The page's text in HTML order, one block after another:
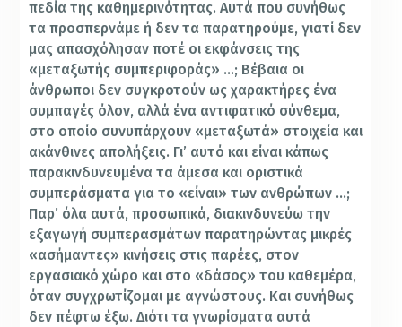
πεδία της καθημερινότητας. Αυτά που συνήθως
τα προσπερνάμε ή δεν τα παρατηρούμε, γιατί δεν
μας απασχόλησαν ποτέ οι εκφάνσεις της
«μεταξωτής συμπεριφοράς» …; Βέβαια οι
άνθρωποι δεν συγκροτούν ως χαρακτήρες ένα
συμπαγές όλον, αλλά ένα αντιφατικό σύνθεμα,
στο οποίο συνυπάρχουν «μεταξωτά» στοιχεία και
ακάνθινες απολήξεις. Γι’ αυτό και είναι κάπως
παρακινδυνευμένα τα άμεσα και οριστικά
συμπεράσματα για το «είναι» των ανθρώπων …;
Παρ’ όλα αυτά, προσωπικά, διακινδυνεύω την
εξαγωγή συμπερασμάτων παρατηρώντας μικρές
«ασήμαντες» κινήσεις στις παρέες, στον
εργασιακό χώρο και στο «δάσος» του καθεμέρα,
όταν συγχρωτίζομαι με αγνώστους. Και συνήθως
δεν πέφτω έξω. Διότι τα γνωρίσματα αυτά